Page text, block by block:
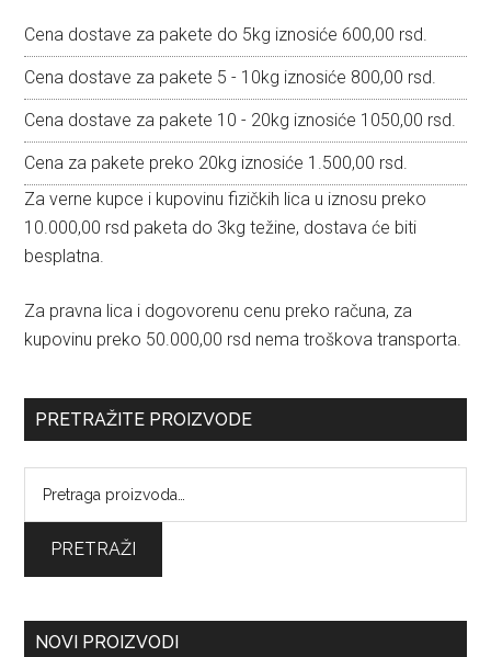
Cena dostave za pakete do 5kg iznosiće 600,00 rsd.
Cena dostave za pakete 5 - 10kg iznosiće 800,00 rsd.
Cena dostave za pakete 10 - 20kg iznosiće 1050,00 rsd.
Cena za pakete preko 20kg iznosiće 1.500,00 rsd.
Za verne kupce i kupovinu fizičkih lica u iznosu preko
10.000,00 rsd paketa do 3kg težine, dostava će biti
besplatna.
Za pravna lica i dogovorenu cenu preko računa, za
kupovinu preko 50.000,00 rsd nema troškova transporta.
PRETRAŽITE PROIZVODE
PRETRAŽI
NOVI PROIZVODI